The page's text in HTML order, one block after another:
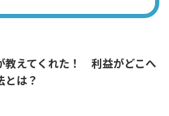
教えてくれた！ 利益がどこへ
とは？